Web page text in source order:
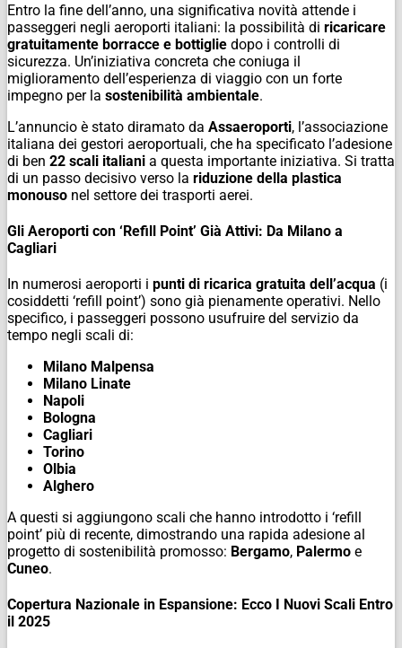
Entro la fine dell’anno, una significativa novità attende i
passeggeri negli aeroporti italiani: la possibilità di ricaricare
gratuitamente borracce e bottiglie dopo i controlli di
sicurezza. Un’iniziativa concreta che coniuga il
miglioramento dell’esperienza di viaggio con un forte
impegno per la sostenibilità ambientale.
L’annuncio è stato diramato da Assaeroporti, l’associazione
italiana dei gestori aeroportuali, che ha specificato l’adesione
di ben 22 scali italiani a questa importante iniziativa. Si tratta
di un passo decisivo verso la riduzione della plastica
monouso nel settore dei trasporti aerei.
Gli Aeroporti con ‘Refill Point’ Già Attivi: Da Milano a
Cagliari
In numerosi aeroporti i punti di ricarica gratuita dell’acqua (i
cosiddetti ‘refill point’) sono già pienamente operativi. Nello
specifico, i passeggeri possono usufruire del servizio da
tempo negli scali di:
Milano Malpensa
Milano Linate
Napoli
Bologna
Cagliari
Torino
Olbia
Alghero
A questi si aggiungono scali che hanno introdotto i ‘refill
point’ più di recente, dimostrando una rapida adesione al
progetto di sostenibilità promosso: Bergamo, Palermo e
Cuneo.
Copertura Nazionale in Espansione: Ecco I Nuovi Scali Entro
il 2025